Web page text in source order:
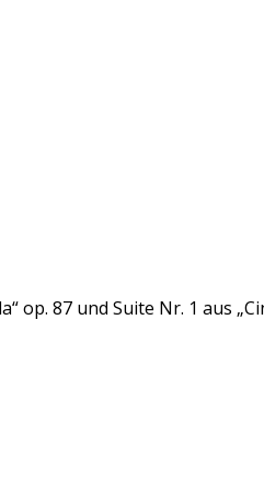
op. 87 und Suite Nr. 1 aus